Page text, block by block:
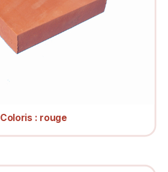
Coloris : rouge